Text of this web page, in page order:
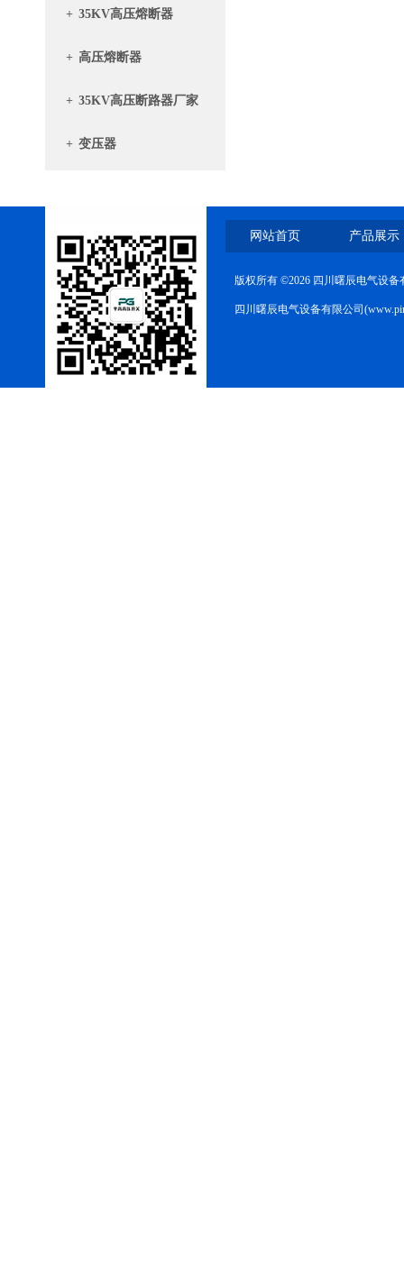
+ 35KV高压熔断器
+ 高压熔断器
+ 35KV高压断路器厂家
+ 变压器
网站首页 产品展示
版权所有 ©2026 四川曙辰电气设
四川曙辰电气设备有限公司